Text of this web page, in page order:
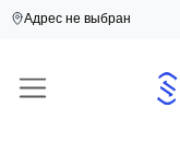
Адрес не выбран